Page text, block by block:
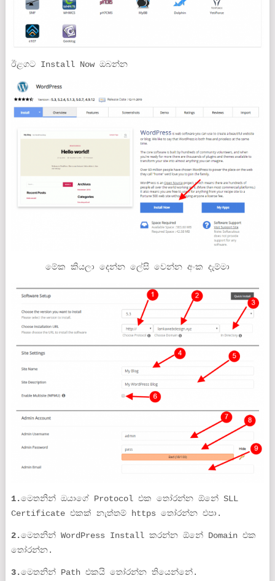
ඊළගට Install Now ඔබන්න
මේක කියලා දෙන්න ලේසි වෙන්න අංක දැම්මා
1.මෙතනින් ඔයාගේ Protocol එක තෝරන්න ඕනේ SLL
Certificate එකක් නැත්තම් https තෝරන්න එපා.
2.මෙතනින් WordPress Install කරන්න ඕනේ Domain එක
තෝරන්න.
3.මෙතනින් Path එකයි තෝරන්න තියෙන්නේ.